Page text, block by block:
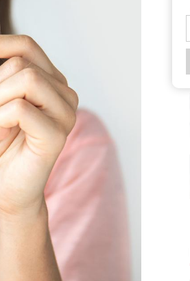
barracuda, une petite fille
Légionellose en Suisse :
quelle est l’origine de la
contamination ?
Allergies alimentaires :
une nouvelle arme contre
les réactions sévères